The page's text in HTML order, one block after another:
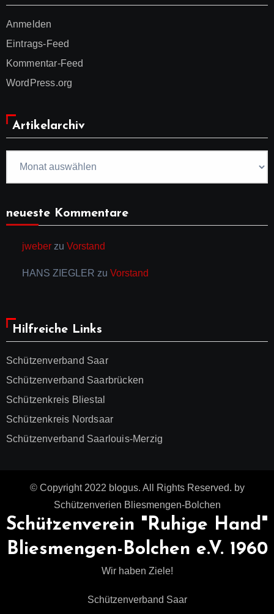
Anmelden
Eintrags-Feed
Kommentar-Feed
WordPress.org
Artikelarchiv
neueste Kommentare
jweberzu Vorstand
HANS ZIEGLER zu Vorstand
Hilfreiche Links
Schützenverband Saar
Schützenverband Saarbrücken
Schützenkreis Bliestal
Schützenkreis Nordsaar
Schützenverband Saarlouis-Merzig
© Copyright 2022 blogus. All Rights Reserved. by
Schützenverien Bliesmengen-Bolchen
Schützenverein "Ruhige Hand"
Bliesmengen-Bolchen e.V. 1960
Wir haben Ziele!
Schützenverband Saar